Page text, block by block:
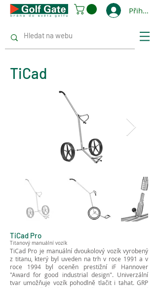
Přihlásit
TiCad
TiCad Pro
Titanový manuální vozík
TiCad Pro je manuální dvoukolový vozík vyrobený
z titanu, který byl uveden na trh v roce 1991 a v
roce 1994 byl oceněn prestižní iF Hannover
"Award for good industrial design". Univerzální
tvar umožňuje vozík pohodlně tlačit i tahat. GRP